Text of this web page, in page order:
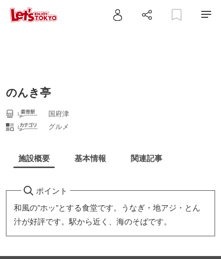
のんき亭
国府津
グルメ
施設概要 基本情報 関連記事
ポイント
和風の”ホッ”とする食堂です。うなぎ・地アジ・とん
汁が好評です。駅から近く、海のそばです。